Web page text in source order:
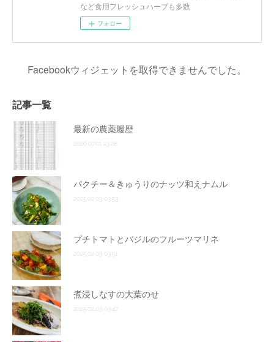
など食用フレッシュハーブも多数
フォロー
Facebookウィジェットを取得できませんでした。
記事一覧
最新の農薬履歴
2026.07.01 23:28
パクチー＆きゅうりのナッツ和えナムル
2025.02.03 03:53
プチトマトとバジルのフルーツマリネ
2025.02.03 03:51
煮浸しなすの大葉のせ
2025.02.03 03:47